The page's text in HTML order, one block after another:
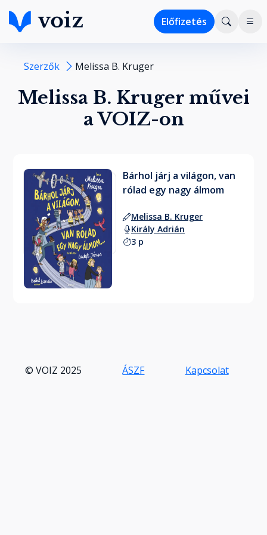
Előfizetés
Szerzők Melissa B. Kruger
Melissa B. Kruger művei
a VOIZ-on
Bárhol járj a világon, van
rólad egy nagy álmom
Melissa B. Kruger
Király Adrián
3 p
© VOIZ 2025 ÁSZF Kapcsolat